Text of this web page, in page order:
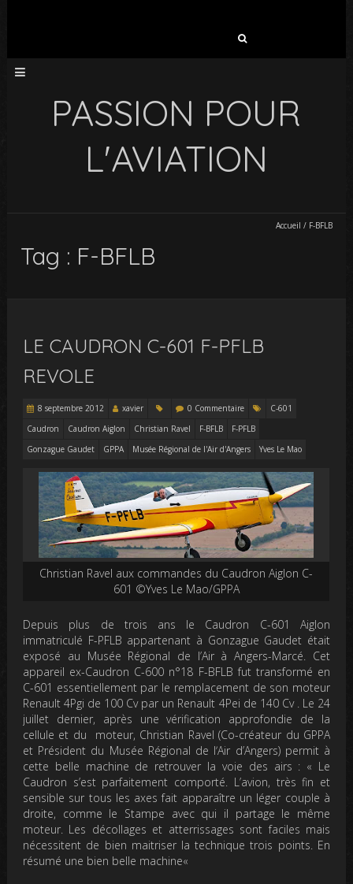
PASSION POUR
L'AVIATION
Accueil / F-BFLB
Tag : F-BFLB
LE CAUDRON C-601 F-PFLB
REVOLE
8 septembre 2012 xavier 0 Commentaire
C-601
Caudron
Caudron Aiglon Christian Ravel F-BFLB
F-PFLB
Gonzague Gaudet
GPPA Musée Régional de l'Air d'Angers Yves Le Mao
Christian Ravel aux commandes du Caudron Aiglon C-
601 ©Yves Le Mao/GPPA
Depuis plus de trois ans le Caudron C-601 Aiglon
immatriculé F-PFLB appartenant à Gonzague Gaudet était
exposé au Musée Régional de l’Air à Angers-Marcé. Cet
appareil ex-Caudron C-600 n°18 F-BFLB fut transformé en
C-601 essentiellement par le remplacement de son moteur
Renault 4Pgi de 100 Cv par un Renault 4Pei de 140 Cv . Le 24
juillet dernier, après une vérification approfondie de la
cellule et du moteur, Christian Ravel (Co-créateur du GPPA
et Président du Musée Régional de lʼAir d’Angers) permit à
cette belle machine de retrouver la voie des airs : « Le
Caudron s’est parfaitement comporté. L’avion, très fin et
sensible sur tous les axes fait apparaître un léger couple à
droite, comme le Stampe avec qui il partage le même
moteur. Les décollages et atterrissages sont faciles mais
nécessitent de bien maitriser la technique trois points. En
résumé une bien belle machine«